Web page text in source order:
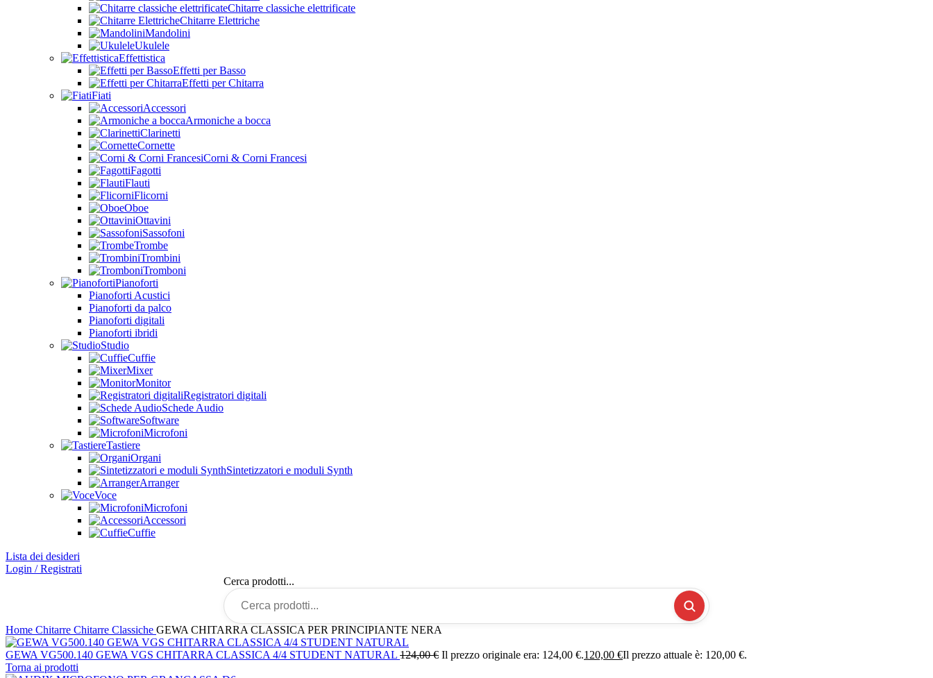
Chitarre classiche elettrificate
Chitarre Elettriche
Mandolini
Ukulele
Effettistica
Effetti per Basso
Effetti per Chitarra
Fiati
Accessori
Armoniche a bocca
Clarinetti
Cornette
Corni & Corni Francesi
Fagotti
Flauti
Flicorni
Oboe
Ottavini
Sassofoni
Trombe
Trombini
Tromboni
Pianoforti
Pianoforti Acustici
Pianoforti da palco
Pianoforti digitali
Pianoforti ibridi
Studio
Cuffie
Mixer
Monitor
Registratori digitali
Schede Audio
Software
Microfoni
Tastiere
Organi
Sintetizzatori e moduli Synth
Arranger
Voce
Microfoni
Accessori
Cuffie
Lista dei desideri
Login / Registrati
Cerca prodotti...
Home Chitarre Chitarre Classiche GEWA CHITARRA CLASSICA PER PRINCIPIANTE NERA
GEWA VG500.140 GEWA VGS CHITARRA CLASSICA 4/4 STUDENT NATURAL 124,00€ Il prezzo originale era: 124,00 €.120,00 €Il prezzo attuale è: 120,00 €.
Torna ai prodotti